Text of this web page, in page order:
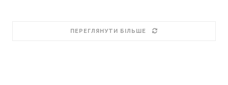
ПЕРЕГЛЯНУТИ БІЛЬШЕ